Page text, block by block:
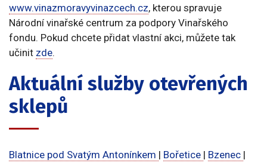
www.vinazmoravyvinazcech.cz, kterou spravuje
Národní vinařské centrum za podpory Vinařského
fondu. Pokud chcete přidat vlastní akci, můžete tak
učinit zde.
Aktuální služby otevřených
sklepů
Blatnice pod Svatým Antonínkem | Bořetice | Bzenec |